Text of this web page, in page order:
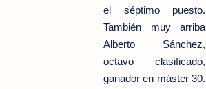
el séptimo puesto.
También muy arriba
Alberto Sánchez,
octavo clasificado,
ganador en máster 30.